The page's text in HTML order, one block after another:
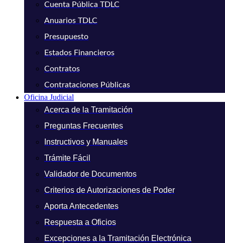
Cuenta Pública TDLC
Anuarios TDLC
Presupuesto
Estados Financieros
Contratos
Contrataciones Públicas
Oficina Judicial
Acerca de la Tramitación
Preguntas Frecuentes
Instructivos y Manuales
Trámite Fácil
Validador de Documentos
Criterios de Autorizaciones de Poder
Aporta Antecedentes
Respuesta a Oficios
Excepciones a la Tramitación Electrónica